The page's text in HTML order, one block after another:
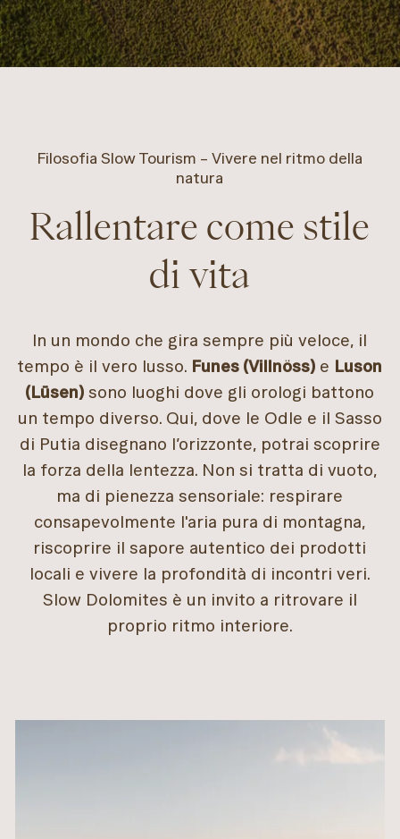
Filosofia Slow Tourism – Vivere nel ritmo della
natura
Rallentare come stile
di vita
In un mondo che gira sempre più veloce, il
tempo è il vero lusso. Funes (Villnöss) e Luson
(Lüsen) sono luoghi dove gli orologi battono
un tempo diverso. Qui, dove le Odle e il Sasso
di Putia disegnano l’orizzonte, potrai scoprire
la forza della lentezza. Non si tratta di vuoto,
ma di pienezza sensoriale: respirare
consapevolmente l'aria pura di montagna,
riscoprire il sapore autentico dei prodotti
locali e vivere la profondità di incontri veri.
Slow Dolomites è un invito a ritrovare il
proprio ritmo interiore.